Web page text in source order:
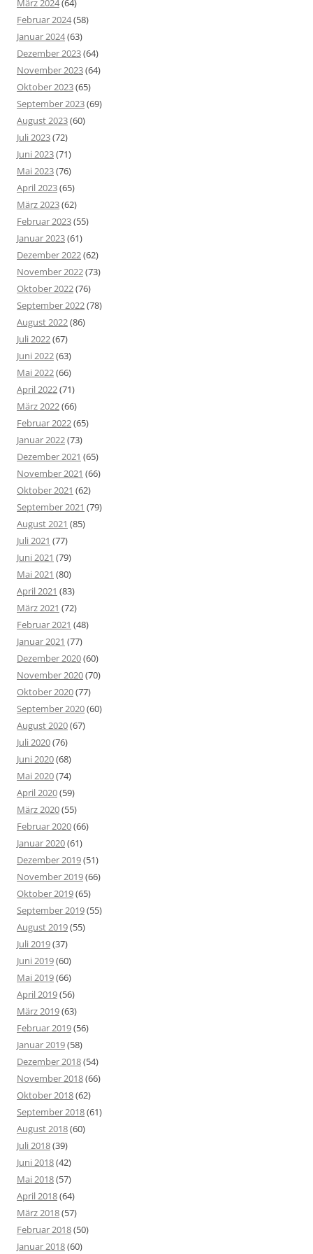
März 2024(64)
Februar 2024(58)
Januar 2024(63)
Dezember 2023(64)
November 2023(64)
Oktober 2023(65)
September 2023(69)
August 2023(60)
Juli 2023(72)
Juni 2023(71)
Mai 2023(76)
April 2023(65)
März 2023(62)
Februar 2023(55)
Januar 2023(61)
Dezember 2022(62)
November 2022(73)
Oktober 2022(76)
September 2022(78)
August 2022(86)
Juli 2022(67)
Juni 2022(63)
Mai 2022(66)
April 2022(71)
März 2022(66)
Februar 2022(65)
Januar 2022(73)
Dezember 2021 (65)
November 2021 (66)
Oktober 2021 (62)
September 2021 (79)
August 2021 (85)
Juli 2021 (77)
Juni 2021 (79)
Mai 2021 (80)
April 2021 (83)
März 2021 (72)
Februar 2021 (48)
Januar 2021 (77)
Dezember 2020(60)
November 2020(70)
Oktober 2020(77)
September 2020(60)
August 2020(67)
Juli 2020(76)
Juni 2020(68)
Mai 2020(74)
April 2020(59)
März 2020(55)
Februar 2020(66)
Januar 2020(61)
Dezember 2019(51)
November 2019(66)
Oktober 2019(65)
September 2019(55)
August 2019(55)
Juli 2019(37)
Juni 2019(60)
Mai 2019(66)
April 2019(56)
März 2019(63)
Februar 2019(56)
Januar 2019(58)
Dezember 2018(54)
November 2018(66)
Oktober 2018(62)
September 2018(61)
August 2018(60)
Juli 2018(39)
Juni 2018(42)
Mai 2018(57)
April 2018(64)
März 2018(57)
Februar 2018(50)
Januar 2018(60)